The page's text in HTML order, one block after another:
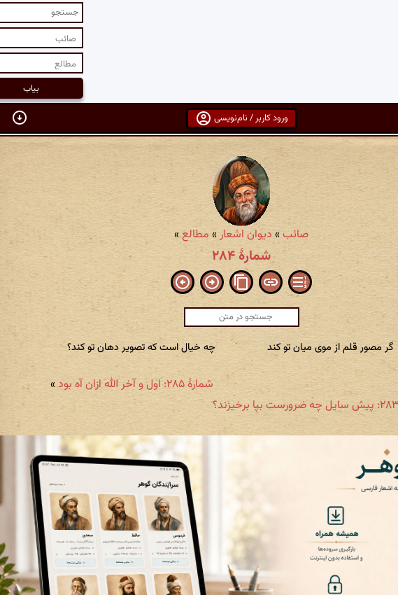
ورود کاربر / نام‌نویسی
صائب» دیوان اشعار» مطالع»
شمارهٔ ۲۸۴
گر مصور قلم از موی میان تو کند چه خیال است که تصویر دهان تو کند؟
شمارهٔ ۲۸۵: اول و آخر الله ازان آه بود »